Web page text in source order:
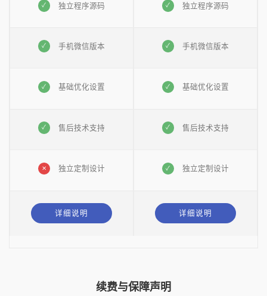
独立程序源码
手机微信版本
基础优化设置
售后技术支持
独立定制设计
详细说明
独立程序源码
手机微信版本
基础优化设置
售后技术支持
独立定制设计
详细说明
续费与保障声明